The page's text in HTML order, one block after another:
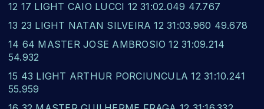
12 17 LIGHT CAIO LUCCI 12 31:02.049 47.767
13 23 LIGHT NATAN SILVEIRA 12 31:03.960 49.678
14 64 MASTER JOSE AMBROSIO 12 31:09.214
54.932
15 43 LIGHT ARTHUR PORCIUNCULA 12 31:10.241
55.959